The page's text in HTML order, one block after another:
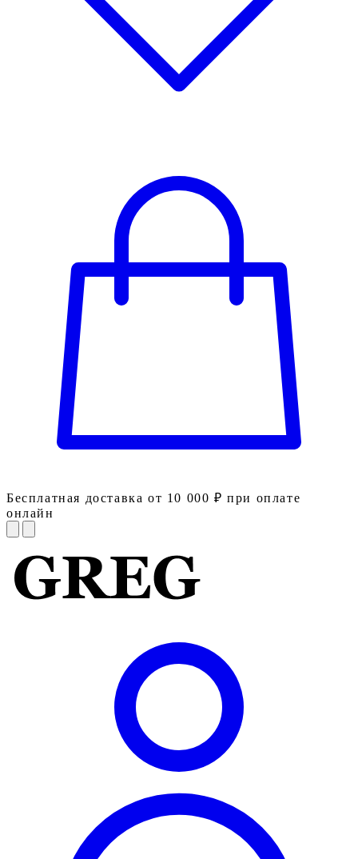
Бесплатная доставка от 10 000 ₽ при оплате
онлайн